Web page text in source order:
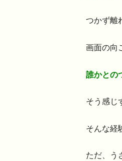
つかず離
画面の向
誰かとの
そう感じ
そんな経
ただ、う